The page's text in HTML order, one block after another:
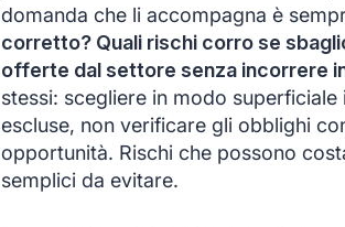
domanda che li accompagna è
corretto? Quali rischi corro se
offerte dal settore senza incorrere
stessi: scegliere in modo
escluse, non verificare gli obblighi
opportunità. Rischi che possono
semplici da evitare.